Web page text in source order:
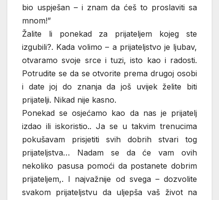
bio uspješan – i znam da ćeš to proslaviti sa
mnom!”
Žalite li ponekad za prijateljem kojeg ste
izgubili?. Kada volimo – a prijateljstvo je ljubav,
otvaramo svoje srce i tuzi, isto kao i radosti.
Potrudite se da se otvorite prema drugoj osobi
i date joj do znanja da još uvijek želite biti
prijatelji. Nikad nije kasno.
Ponekad se osjećamo kao da nas je prijatelj
izdao ili iskoristio.. Ja se u takvim trenucima
pokušavam prisjetiti svih dobrih stvari tog
prijateljstva… Nadam se da će vam ovih
nekoliko pasusa pomoći da postanete dobrim
prijateljem,. I najvažnije od svega – dozvolite
svakom prijateljstvu da uljepša vaš život na